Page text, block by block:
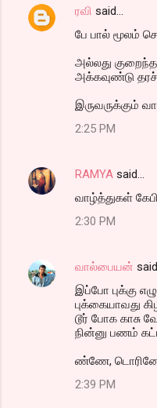
ரவி said…
பே பால் மூலம்
அல்லது
அக்கவுண்டு
இருவருக்கும்
2:25 PM
RAMYA said…
வாழ்த்துகள்
2:30 PM
வால்பையன் said…
இப்போ புக்கு
புக்கையாவது
டூர் போக காசு
நின்னு பணம்
ண்ணே,
2:39 PM